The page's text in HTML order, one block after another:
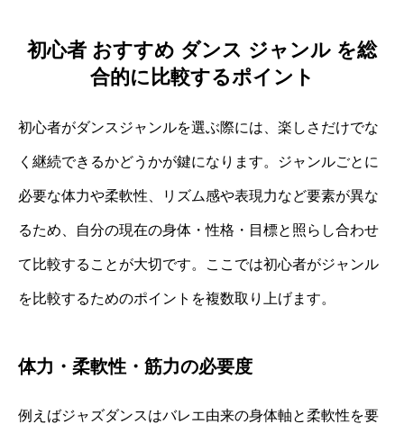
初心者 おすすめ ダンス ジャンル を総
合的に比較するポイント
初心者がダンスジャンルを選ぶ際には、楽しさだけでな
く継続できるかどうかが鍵になります。ジャンルごとに
必要な体力や柔軟性、リズム感や表現力など要素が異な
るため、自分の現在の身体・性格・目標と照らし合わせ
て比較することが大切です。ここでは初心者がジャンル
を比較するためのポイントを複数取り上げます。
体力・柔軟性・筋力の必要度
例えばジャズダンスはバレエ由来の身体軸と柔軟性を要